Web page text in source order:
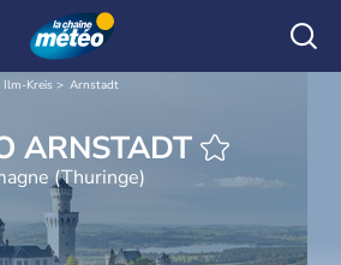
Ilm-Kreis Arnstadt
METEO ARNSTADT
(Thuringe)